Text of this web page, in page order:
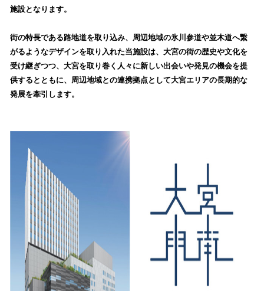
み
で
す
施設となります。
街の特長である路地道を取り込み、周辺地域の氷川参道や並木道へ繋
がるようなデザインを取り入れた当施設は、大宮の街の歴史や文化を
受け継ぎつつ、大宮を取り巻く人々に新しい出会いや発見の機会を提
供するとともに、周辺地域との連携拠点として大宮エリアの長期的な
発展を牽引します。